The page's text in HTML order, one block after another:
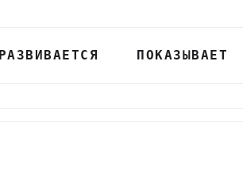
РАЗВИВАЕТСЯ ПОКАЗЫВАЕТ